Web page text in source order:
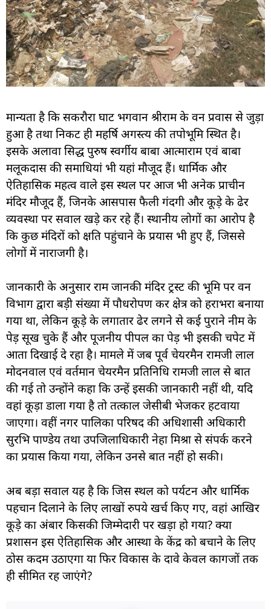
मान्यता है कि सकरौरा घाट भगवान श्रीराम के वन प्रवास से जुड़ा
हुआ है तथा निकट ही महर्षि अगस्त्य की तपोभूमि स्थित है।
इसके अलावा सिद्ध पुरुष स्वर्गीय बाबा आत्माराम एवं बाबा
मलूकदास की समाधियां भी यहां मौजूद हैं। धार्मिक और
ऐतिहासिक महत्व वाले इस स्थल पर आज भी अनेक प्राचीन
मंदिर मौजूद हैं, जिनके आसपास फैली गंदगी और कूड़े के ढेर
व्यवस्था पर सवाल खड़े कर रहे हैं। स्थानीय लोगों का आरोप है
कि कुछ मंदिरों को क्षति पहुंचाने के प्रयास भी हुए हैं, जिससे
लोगों में नाराजगी है।
जानकारी के अनुसार राम जानकी मंदिर ट्रस्ट की भूमि पर वन
विभाग द्वारा बड़ी संख्या में पौधरोपण कर क्षेत्र को हराभरा बनाया
गया था, लेकिन कूड़े के लगातार ढेर लगने से कई पुराने नीम के
पेड़ सूख चुके हैं और पूजनीय पीपल का पेड़ भी इसकी चपेट में
आता दिखाई दे रहा है। मामले में जब पूर्व चेयरमैन रामजी लाल
मोदनवाल एवं वर्तमान चेयरमैन प्रतिनिधि रामजी लाल से बात
की गई तो उन्होंने कहा कि उन्हें इसकी जानकारी नहीं थी, यदि
वहां कूड़ा डाला गया है तो तत्काल जेसीबी भेजकर हटवाया
जाएगा। वहीं नगर पालिका परिषद की अधिशासी अधिकारी
सुरभि पाण्डेय तथा उपजिलाधिकारी नेहा मिश्रा से संपर्क करने
का प्रयास किया गया, लेकिन उनसे बात नहीं हो सकी।
अब बड़ा सवाल यह है कि जिस स्थल को पर्यटन और धार्मिक
पहचान दिलाने के लिए लाखों रुपये खर्च किए गए, वहां आखिर
कूड़े का अंबार किसकी जिम्मेदारी पर खड़ा हो गया? क्या
प्रशासन इस ऐतिहासिक और आस्था के केंद्र को बचाने के लिए
ठोस कदम उठाएगा या फिर विकास के दावे केवल कागजों तक
ही सीमित रह जाएंगे?